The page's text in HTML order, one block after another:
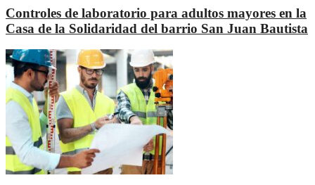
Controles de laboratorio para adultos mayores en la
Casa de la Solidaridad del barrio San Juan Bautista